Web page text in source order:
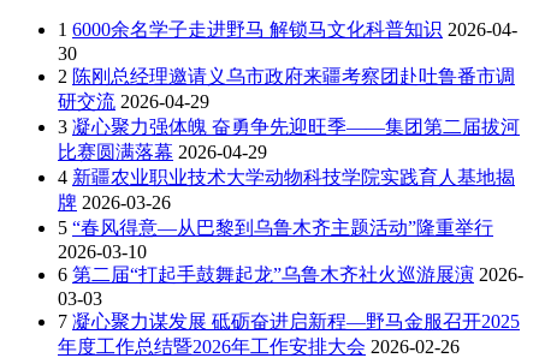
1 6000余名学子走进野马 解锁马文化科普知识 2026-04-
30
2 陈刚总经理邀请义乌市政府来疆考察团赴吐鲁番市调
研交流 2026-04-29
3 凝心聚力强体魄 奋勇争先迎旺季——集团第二届拔河
比赛圆满落幕 2026-04-29
4 新疆农业职业技术大学动物科技学院实践育人基地揭
牌 2026-03-26
5 “春风得意—从巴黎到乌鲁木齐主题活动”隆重举行
2026-03-10
6 第二届“打起手鼓舞起龙”乌鲁木齐社火巡游展演 2026-
03-03
7 凝心聚力谋发展 砥砺奋进启新程—野马金服召开2025
年度工作总结暨2026年工作安排大会 2026-02-26